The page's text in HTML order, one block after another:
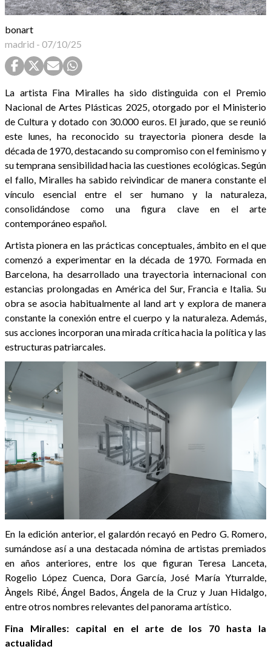
bonart
madrid - 07/10/25
La artista Fina Miralles ha sido distinguida con el Premio
Nacional de Artes Plásticas 2025, otorgado por el Ministerio
de Cultura y dotado con 30.000 euros. El jurado, que se reunió
este lunes, ha reconocido su trayectoria pionera desde la
década de 1970, destacando su compromiso con el feminismo y
su temprana sensibilidad hacia las cuestiones ecológicas. Según
el fallo, Miralles ha sabido reivindicar de manera constante el
vínculo esencial entre el ser humano y la naturaleza,
consolidándose como una figura clave en el arte
contemporáneo español.
Artista pionera en las prácticas conceptuales, ámbito en el que
comenzó a experimentar en la década de 1970. Formada en
Barcelona, ha desarrollado una trayectoria internacional con
estancias prolongadas en América del Sur, Francia e Italia. Su
obra se asocia habitualmente al land art y explora de manera
constante la conexión entre el cuerpo y la naturaleza. Además,
sus acciones incorporan una mirada crítica hacia la política y las
estructuras patriarcales.
En la edición anterior, el galardón recayó en Pedro G. Romero,
sumándose así a una destacada nómina de artistas premiados
en años anteriores, entre los que figuran Teresa Lanceta,
Rogelio López Cuenca, Dora García, José María Yturralde,
Àngels Ribé, Ángel Bados, Ángela de la Cruz y Juan Hidalgo,
entre otros nombres relevantes del panorama artístico.
Fina Miralles: capital en el arte de los 70 hasta la
actualidad